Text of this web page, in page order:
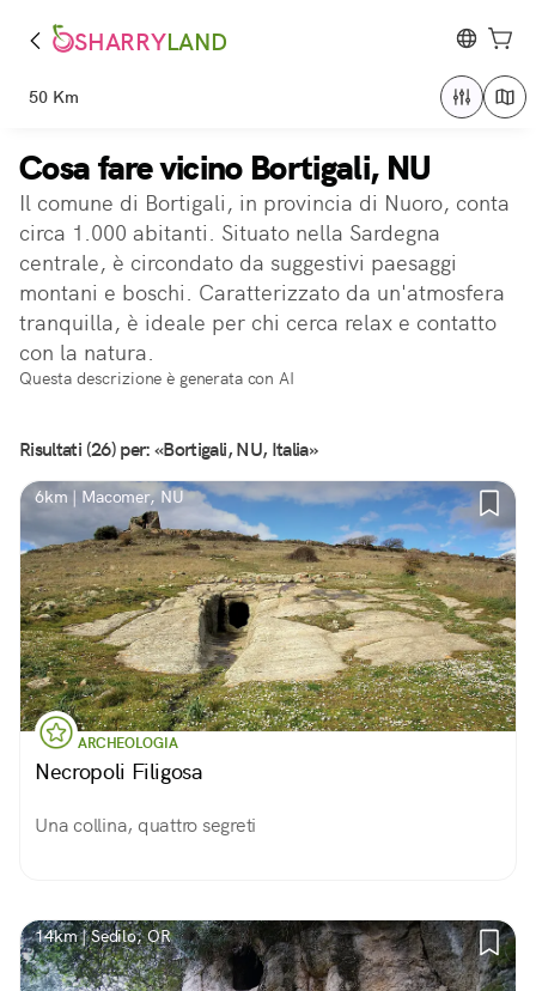
SHARRYLAND
50 Km
Cosa fare vicino Bortigali, NU
Il comune di Bortigali, in provincia di Nuoro, conta
circa 1.000 abitanti. Situato nella Sardegna
centrale, è circondato da suggestivi paesaggi
montani e boschi. Caratterizzato da un'atmosfera
tranquilla, è ideale per chi cerca relax e contatto
con la natura.
Questa descrizione è generata con AI
Risultati (26) per: «Bortigali, NU, Italia»
6km | Macomer, NU
ARCHEOLOGIA
Necropoli Filigosa
Una collina, quattro segreti
14km | Sedilo, OR